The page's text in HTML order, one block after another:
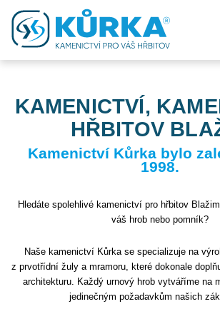
KAMENICTVÍ,
HŘBITOV
Kamenictví Kůrka bylo
1998.
Hledáte spolehlivé kamenictví pro hřbitov
váš hrob nebo pomník?
Naše kamenictví Kůrka se specializuje na
z prvotřídní žuly a mramoru, které dokonale
architekturu. Každý urnový hrob vytváříme na
jedinečným požadavkům našich